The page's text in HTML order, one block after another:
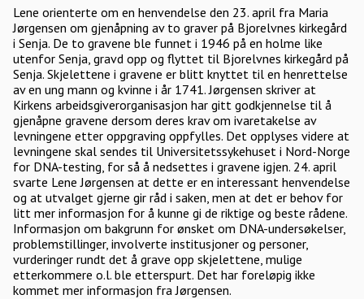
Lene orienterte om en henvendelse den 23. april fra Maria
Jørgensen om gjenåpning av to graver på Bjorelvnes kirkegård
i Senja. De to gravene ble funnet i 1946 på en holme like
utenfor Senja, gravd opp og flyttet til Bjorelvnes kirkegård på
Senja. Skjelettene i gravene er blitt knyttet til en henrettelse
av en ung mann og kvinne i år 1741. Jørgensen skriver at
Kirkens arbeidsgiverorganisasjon har gitt godkjennelse til å
gjenåpne gravene dersom deres krav om ivaretakelse av
levningene etter oppgraving oppfylles. Det opplyses videre at
levningene skal sendes til Universitetssykehuset i Nord-Norge
for DNA-testing, for så å nedsettes i gravene igjen. 24. april
svarte Lene Jørgensen at dette er en interessant henvendelse
og at utvalget gjerne gir råd i saken, men at det er behov for
litt mer informasjon for å kunne gi de riktige og beste rådene.
Informasjon om bakgrunn for ønsket om DNA-undersøkelser,
problemstillinger, involverte institusjoner og personer,
vurderinger rundt det å grave opp skjelettene, mulige
etterkommere o.l. ble etterspurt. Det har foreløpig ikke
kommet mer informasjon fra Jørgensen.